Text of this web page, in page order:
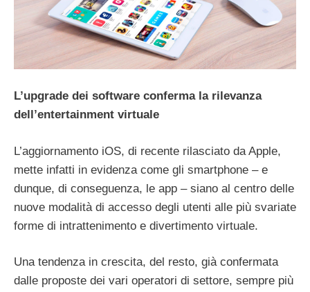
L’upgrade dei software conferma la rilevanza
dell’entertainment virtuale
L’aggiornamento iOS, di recente rilasciato da Apple,
mette infatti in evidenza come gli smartphone – e
dunque, di conseguenza, le app – siano al centro delle
nuove modalità di accesso degli utenti alle più svariate
forme di intrattenimento e divertimento virtuale.
Una tendenza in crescita, del resto, già confermata
dalle proposte dei vari operatori di settore, sempre più